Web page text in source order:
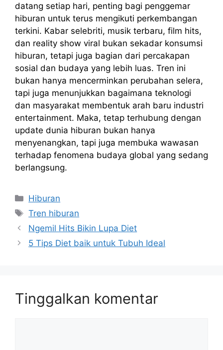
datang setiap hari, penting bagi penggemar
hiburan untuk terus mengikuti perkembangan
terkini. Kabar selebriti, musik terbaru, film hits,
dan reality show viral bukan sekadar konsumsi
hiburan, tetapi juga bagian dari percakapan
sosial dan budaya yang lebih luas. Tren ini
bukan hanya mencerminkan perubahan selera,
tapi juga menunjukkan bagaimana teknologi
dan masyarakat membentuk arah baru industri
entertainment. Maka, tetap terhubung dengan
update dunia hiburan bukan hanya
menyenangkan, tapi juga membuka wawasan
terhadap fenomena budaya global yang sedang
berlangsung.
Kategori
Hiburan
Tag
Tren hiburan
Ngemil Hits Bikin Lupa Diet
5 Tips Diet baik untuk Tubuh Ideal
Tinggalkan komentar